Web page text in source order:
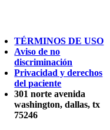
TÉRMINOS DE USO
Aviso de no
discriminación
Privacidad y derechos
del paciente
301 norte avenida
washington, dallas, tx
75246